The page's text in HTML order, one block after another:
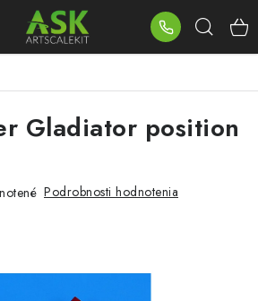
Gladiator position
Podrobnosti hodnotenia